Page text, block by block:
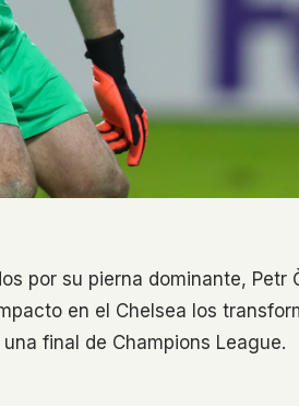
por su pierna dominante, Petr
en el Chelsea los
final de Champions League.